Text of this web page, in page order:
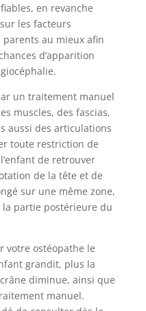
en revanche
les facteurs
au mieux afin
d’apparition
un traitement manuel
muscles, des fascias,
aussi des articulations
toute restriction de
de retrouver
de la tête et de
sur une même zone,
partie postérieure du
votre ostéopathe le
grandit, plus la
diminue, ainsi que
manuel.